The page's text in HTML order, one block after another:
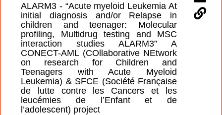
ALARM3 - “Acute myeloid Leukemia At
initial diagnosis and/or Relapse in
children and teenager: Molecular
profiling, Multidrug testing and MSC
interaction studies ALARM3” A
CONECT-AML (COllaborative NEtwork
on research for Children and
Teenagers with Acute Myeloid
Leukemia) & SFCE (Société Française
de lutte contre les Cancers et les
leucémies de l’Enfant et de
l’adolescent) project